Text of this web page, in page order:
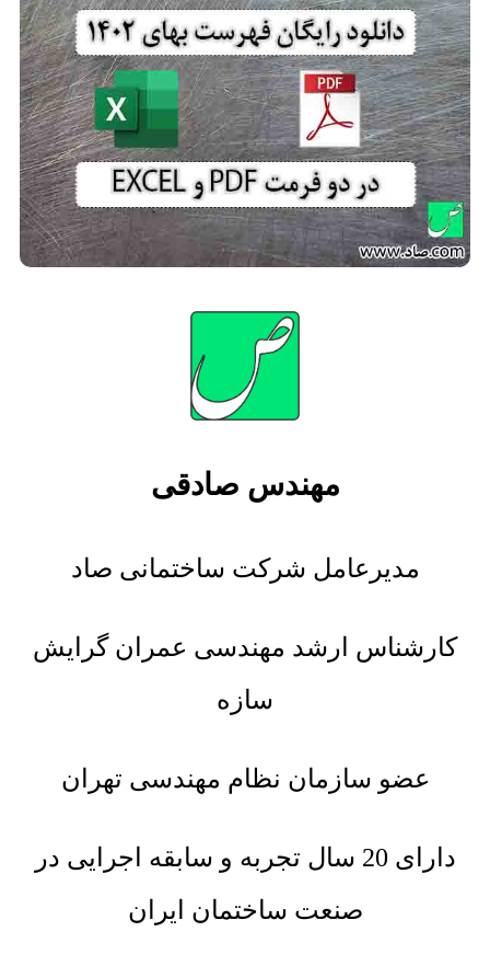
مهندس صادقی
مدیرعامل شرکت ساختمانی صاد
کارشناس ارشد مهندسی عمران گرایش
سازه
عضو سازمان نظام مهندسی تهران
دارای 20 سال تجربه و سابقه اجرایی در
صنعت ساختمان ایران